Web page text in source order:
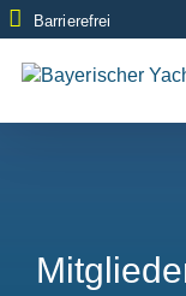
Zum
Inhalt
springen
Barrierefrei